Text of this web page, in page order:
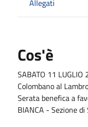
Allegati
Cos'è
SABATO 11
Colombano al
Serata benefica a
BIANCA - Sezione